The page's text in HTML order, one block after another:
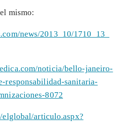
mismo:
news/2013_10/1710_13_
noticia/bello-janeiro-
responsabilidad-sanitaria-
8072
articulo.aspx?